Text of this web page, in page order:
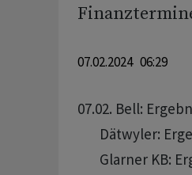
Finanztermine
07.02.2024 06:29
07.02. Bell:
Dätwyler:
Glarner KB: